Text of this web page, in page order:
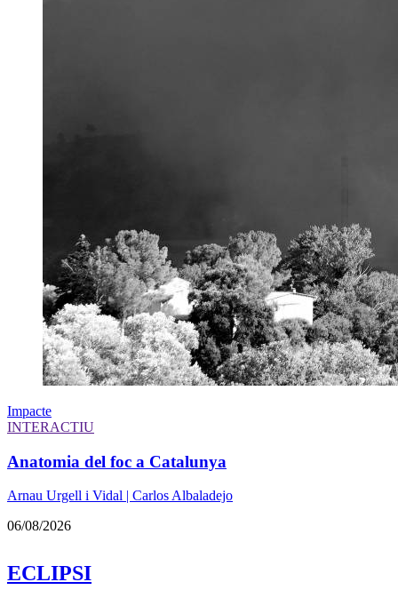
Impacte
INTERACTIU
Anatomia del foc a Catalunya
Arnau Urgell i Vidal | Carlos Albaladejo
06/08/2026
ECLIPSI